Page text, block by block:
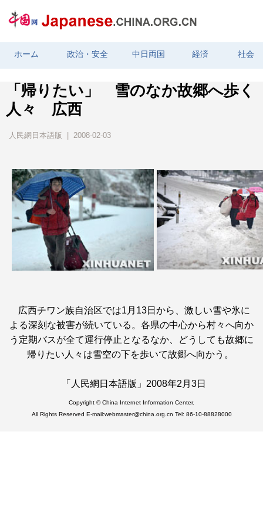
ホーム 政治・安全 中日両国 経済 社会
「帰りたい」 雪のなか故郷へ歩く
人々 広西
人民網日本語版 | 2008-02-03
広西チワン族自治区では1月13日から、激しい雪や氷に
よる深刻な被害が続いている。各県の中心から村々へ向か
う定期バスが全て運行停止となるなか、どうしても故郷に
帰りたい人々は雪空の下を歩いて故郷へ向かう。
「人民網日本語版」2008年2月3日
Copyright © China Internet Information Center.
All Rights Reserved E-mail:webmaster@china.org.cn Tel: 86-10-88828000